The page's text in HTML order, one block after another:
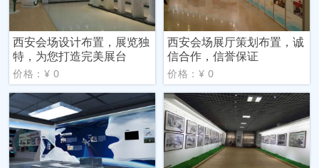
西安会场设计布置，展览独
特，为您打造完美展台
价格：¥ 0
西安会场展厅策划布置，诚
信合作，信誉保证
价格：¥ 0